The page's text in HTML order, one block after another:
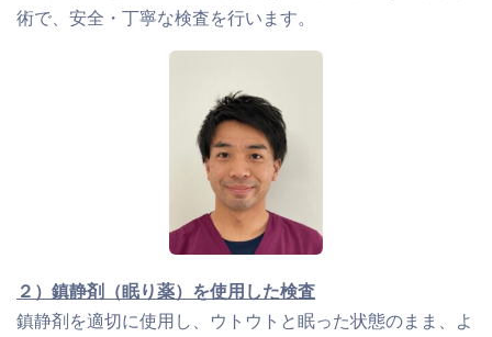
術で、安全・丁寧な検査を行います。
２）鎮静剤（眠り薬）を使用した検査
鎮静剤を適切に使用し、ウトウトと眠った状態のまま、よ